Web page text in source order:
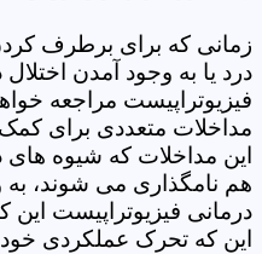
زمانی که برای برطرف
درد یا به وجود آمدن
فیزیوتراپیست مراجعه
مداخلات متعددی برای
این مداخلات که شیوه
هم نامگذاری می شوند، به
درمانی فیزیوتراپیست این
این که تحرک عملکردی خود